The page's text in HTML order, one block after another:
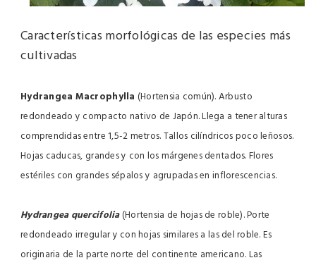
Características morfológicas de las especies más
cultivadas
Hydrangea Macrophylla (Hortensia común). Arbusto
redondeado y compacto nativo de Japón. Llega a tener alturas
comprendidas entre 1,5-2 metros. Tallos cilíndricos poco leñosos.
Hojas caducas, grandes y con los márgenes dentados. Flores
estériles con grandes sépalos y agrupadas en inflorescencias.
Hydrangea quercifolia(Hortensia de hojas de roble). Porte
redondeado irregular y con hojas similares a las del roble. Es
originaria de la parte norte del continente americano. Las